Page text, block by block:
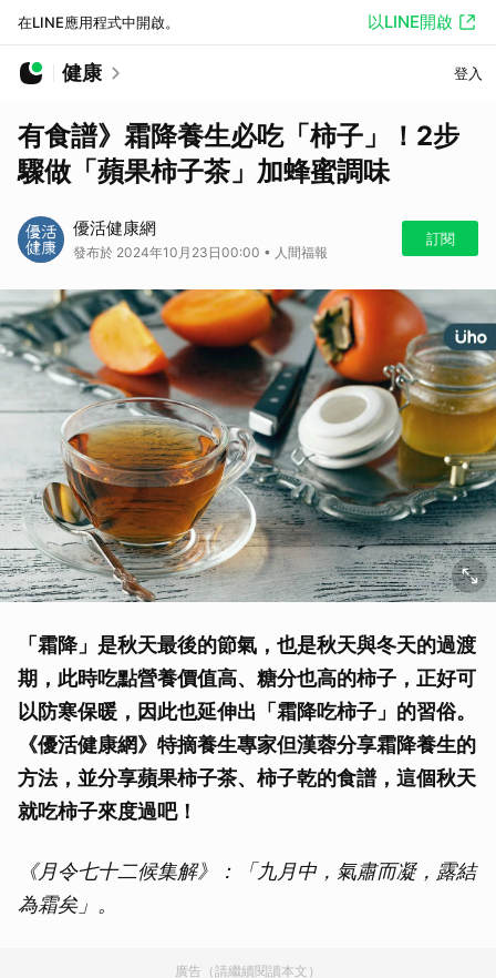
在LINE應用程式中開啟。 以LINE開啟
健康 登入
有食譜》霜降養生必吃「柿子」！2步
驟做「蘋果柿子茶」加蜂蜜調味
優活健康網
發布於 2024年10月23日00:00 • 人間福報
訂閱
「霜降」是秋天最後的節氣，也是秋天與冬天的過渡
期，此時吃點營養價值高、糖分也高的柿子，正好可
以防寒保暖，因此也延伸出「霜降吃柿子」的習俗。
《優活健康網》特摘養生專家但漢蓉分享霜降養生的
方法，並分享蘋果柿子茶、柿子乾的食譜，這個秋天
就吃柿子來度過吧！
《月令七十二候集解》：「九月中，氣肅而凝，露結
為霜矣」。
廣告（請繼續閱讀本文）